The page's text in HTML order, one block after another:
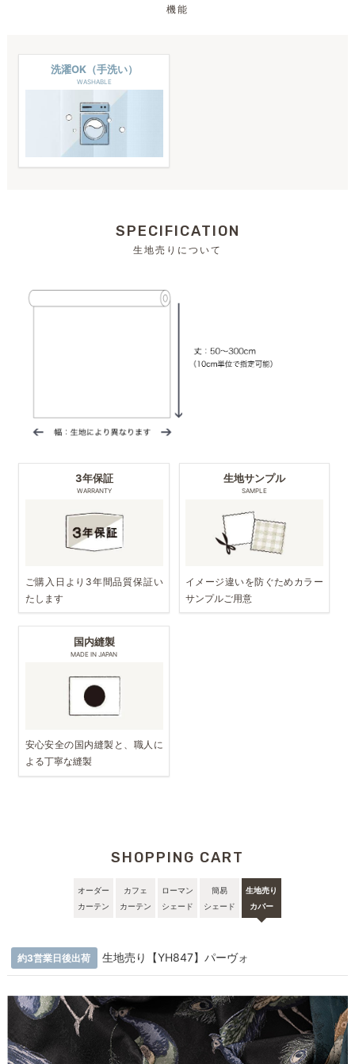
機能
洗濯OK（手洗い）
WASHABLE
SPECIFICATION
生地売りについて
3年保証
WARRANTY
ご購入日より3年間品質保証い
たします
生地サンプル
SAMPLE
イメージ違いを防ぐためカラー
サンプルご用意
国内縫製
MADE IN JAPAN
安心安全の国内縫製と、職人に
よる丁寧な縫製
SHOPPING CART
オーダー
カーテン
カフェ
カーテン
ローマン
シェード
簡易
シェード
生地売り
カバー
約3営業日後出荷 生地売り【YH847】パーヴォ